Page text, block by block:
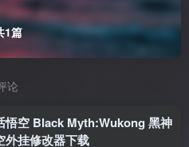
1篇
论
悟空 Black Myth:Wukong 黑神
外挂修改器下载